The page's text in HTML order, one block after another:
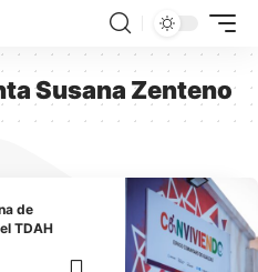
Susana Zenteno
de
TDAH